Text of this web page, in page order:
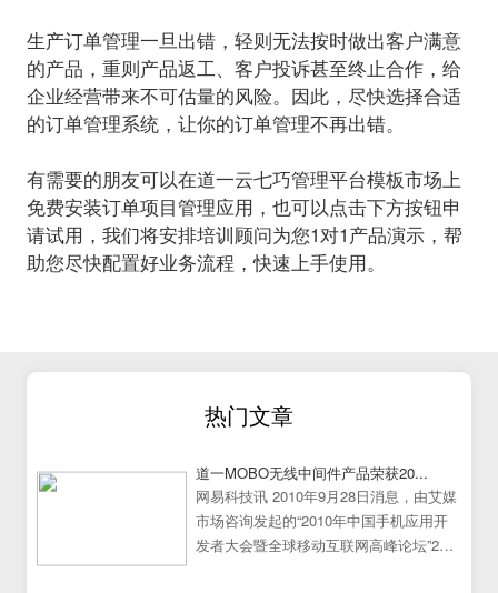
生产订单管理一旦出错，轻则无法按时做出客户满意
的产品，重则产品返工、客户投诉甚至终止合作，给
企业经营带来不可估量的风险。因此，尽快选择合适
的订单管理系统，让你的订单管理不再出错。
有需要的朋友可以在道一云七巧管理平台模板市场上
免费安装订单项目管理应用，也可以点击下方按钮申
请试用，我们将安排培训顾问为您1对1产品演示，帮
助您尽快配置好业务流程，快速上手使用。
热门文章
道一MOBO无线中间件产品荣获20...
网易科技讯 2010年9月28日消息，由艾媒
市场咨询发起的“2010年中国手机应用开
发者大会暨全球移动互联网高峰论坛”25